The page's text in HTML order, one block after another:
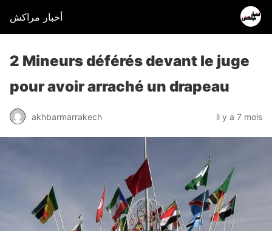
أخبار مراكش
2 Mineurs déférés devant le juge
pour avoir arraché un drapeau
akhbarmarrakech il y a 7 mois